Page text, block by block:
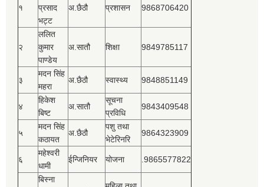
१
प्रसाद
भट्ट
अ.छैठौ प्रशासन 9868706420
२
ललित
कुमार
पाण्डेय
अ.सातौ शिक्षा 9849785117
३
मदन सिंह
महरा
अ.छैठौ स्वास्थ्य 9848851149
४
हिकेश
बिष्‍ट
अ.सातौ
सूचना
प्रविधि
9843409548
५
मदन सिंह
कठायत
अ.छैठौ
पशु तथा
भेटेरिनरि
9864323909
६
महेश्‍वरी
धामी
ईन्जिनियर योजना .9865577822
बिस्‍ना